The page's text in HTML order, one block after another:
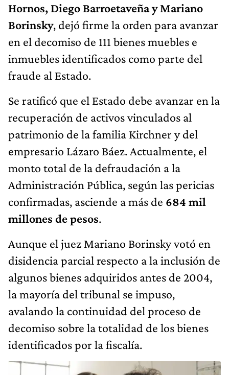
Hornos, Diego Barroetaveña y Mariano
Borinsky, dejó firme la orden para avanzar
en el decomiso de 111 bienes muebles e
inmuebles identificados como parte del
fraude al Estado.
Se ratificó que el Estado debe avanzar en la
recuperación de activos vinculados al
patrimonio de la familia Kirchner y del
empresario Lázaro Báez. Actualmente, el
monto total de la defraudación a la
Administración Pública, según las pericias
confirmadas, asciende a más de 684 mil
millones de pesos.
Aunque el juez Mariano Borinsky votó en
disidencia parcial respecto a la inclusión de
algunos bienes adquiridos antes de 2004,
la mayoría del tribunal se impuso,
avalando la continuidad del proceso de
decomiso sobre la totalidad de los bienes
identificados por la fiscalía.